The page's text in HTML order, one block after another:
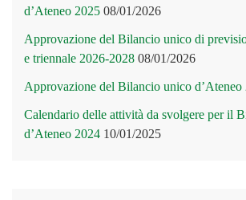
d’Ateneo 2025 08/01/2026
Approvazione del Bilancio unico di
e triennale 2026-2028 08/01/2026
Approvazione del Bilancio unico d’Ateneo
Calendario delle attività da svolgere per il
d’Ateneo 2024 10/01/2025